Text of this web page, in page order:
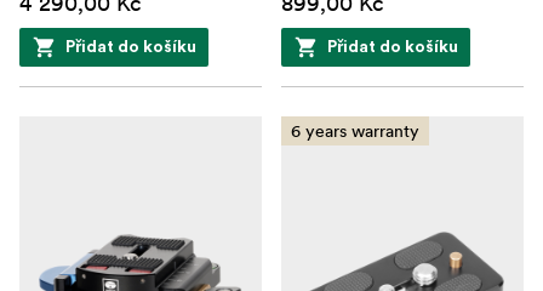
Přidat do košíku Přidat do košíku
6 years warranty